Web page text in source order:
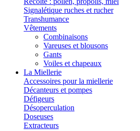
Signalétique ruches et rucher
Transhumance
Vêtements
Combinaisons
Vareuses et blousons
Gants
Voiles et chapeaux
La Miellerie
Accessoires pour la miellerie
Décanteurs et pompes
Défigeurs
Désoperculation
Doseuses
Extracteurs